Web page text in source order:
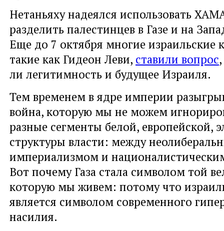
Нетаньяху надеялся использовать
разделить палестинцев в Газе и на
Еще до 7 октября многие израильские
такие как Гидеон Леви, ставили вопрос
ли легитимность и будущее Израиля.
Тем временем в ядре империи
война, которую мы не можем
разные сегменты белой, европейской,
структуры власти: между
империализмом и
Вот почему Газа стала символом той
которую мы живем: потому что
является символом современного
насилия.